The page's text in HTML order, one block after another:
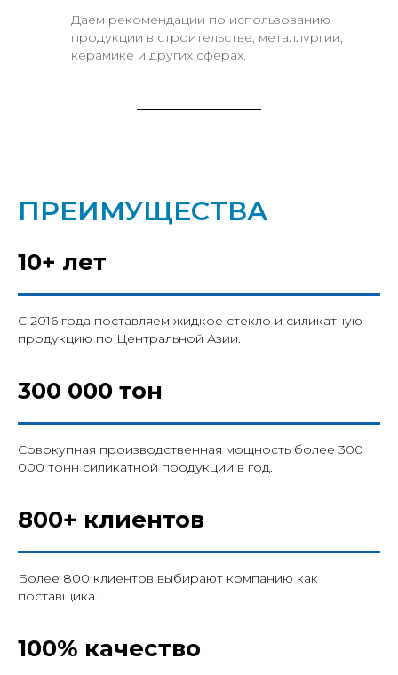
Даем рекомендации по использованию
продукции в строительстве, металлургии,
керамике и других сферах.
ПРЕИМУЩЕСТВА
10+ лет
С 2016 года поставляем жидкое стекло и силикатную
продукцию по Центральной Азии.
300 000 тон
Совокупная производственная мощность более 300
000 тонн силикатной продукции в год.
800+ клиентов
Более 800 клиентов выбирают компанию как
поставщика.
100% качество